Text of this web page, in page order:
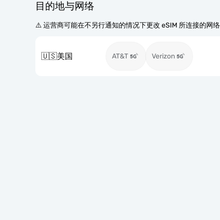
目的地与网络
⚠️ 运营商可能在不另行通知的情况下更改 eSIM 所连接的网
🇺🇸美国 AT&T Verizon